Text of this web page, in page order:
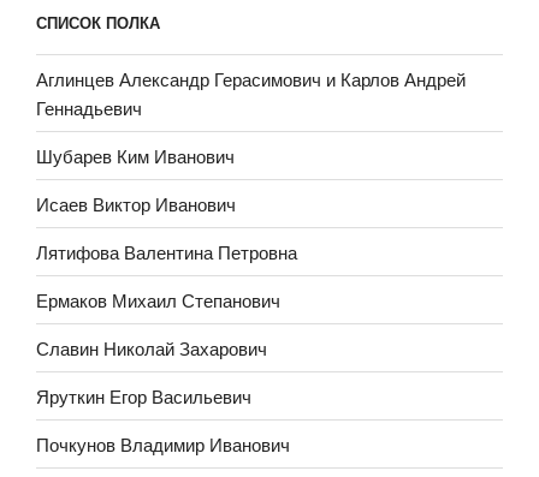
СПИСОК ПОЛКА
Аглинцев Александр Герасимович и Карлов Андрей
Геннадьевич
Шубарев Ким Иванович
Исаев Виктор Иванович
Лятифова Валентина Петровна
Ермаков Михаил Степанович
Славин Николай Захарович
Яруткин Егор Васильевич
Почкунов Владимир Иванович